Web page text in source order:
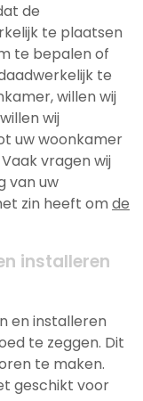
de
te plaatsen
te bepalen of
te
willen wij
wij
uw woonkamer
vragen wij
van uw
zin heeft om de
installeren
en installeren
te zeggen. Dit
te maken.
geschikt voor